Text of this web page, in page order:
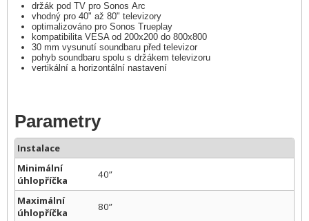
držák pod TV pro Sonos Arc
vhodný pro 40" až 80" televizory
optimalizováno pro Sonos Trueplay
kompatibilita VESA od 200x200 do 800x800
30 mm vysunutí soundbaru před televizor
pohyb soundbaru spolu s držákem televizoru
vertikální a horizontální nastavení
Parametry
Instalace
Minimální
úhlopříčka
40”
Maximální
úhlopříčka
80”